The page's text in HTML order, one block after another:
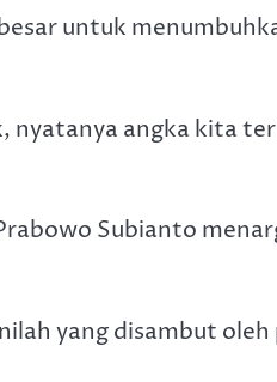
untuk
nyatanya angka kita
Subianto
yang disambut oleh